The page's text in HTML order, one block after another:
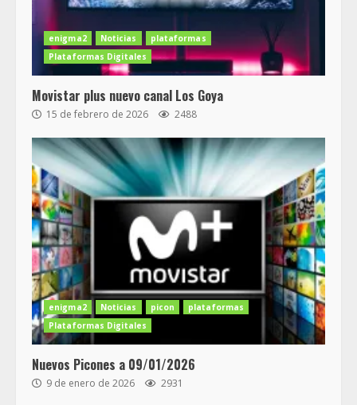
enigma2 Noticias
plataformas
Plataformas Digitales
Movistar plus nuevo canal Los Goya
15 de febrero de 2026 2488
enigma2 Noticias picon
plataformas
Plataformas Digitales
Nuevos Picones a 09/01/2026
9 de enero de 2026 2931